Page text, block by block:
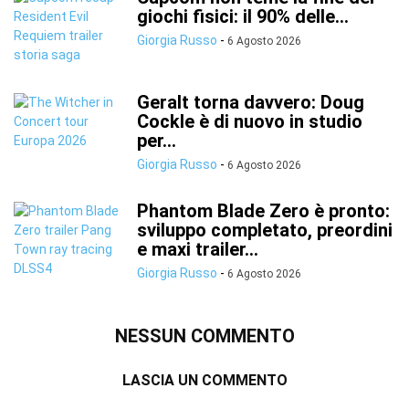
giochi fisici: il 90% delle...
Giorgia Russo - 6 Agosto 2026
Geralt torna davvero: Doug
Cockle è di nuovo in studio
per...
Giorgia Russo - 6 Agosto 2026
Phantom Blade Zero è pronto:
sviluppo completato, preordini
e maxi trailer...
Giorgia Russo - 6 Agosto 2026
NESSUN COMMENTO
LASCIA UN COMMENTO